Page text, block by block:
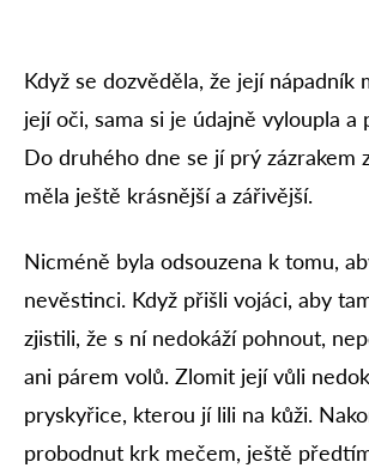
Když se dozvěděla, že její nápadník
její oči, sama si je údajně vyloupla a
Do druhého dne se jí prý zázrakem
měla ještě krásnější a zářivější.
Nicméně byla odsouzena k tomu,
nevěstinci. Když přišli vojáci, aby
zjistili, že s ní nedokáží pohnout,
ani párem volů. Zlomit její vůli
pryskyřice, kterou jí lili na kůži.
probodnut krk mečem, ještě